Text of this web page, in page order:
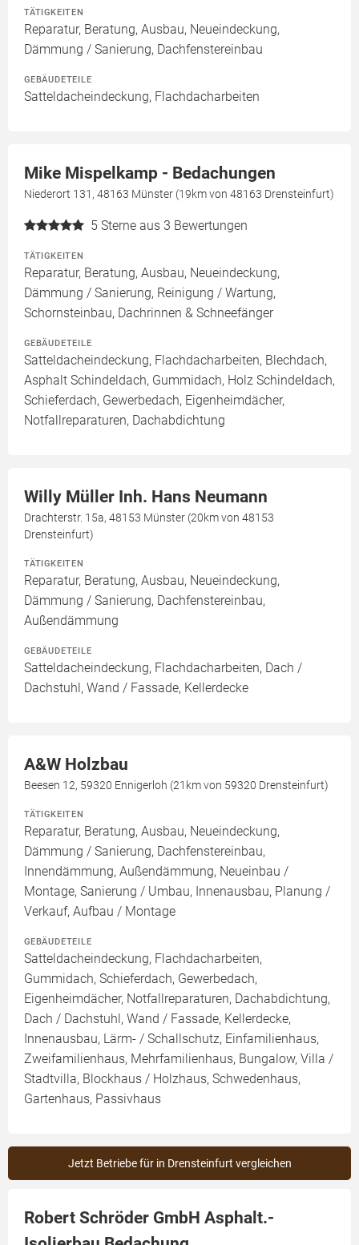
TÄTIGKEITEN
Reparatur, Beratung, Ausbau, Neueindeckung,
Dämmung / Sanierung, Dachfenstereinbau
GEBÄUDETEILE
Satteldacheindeckung, Flachdacharbeiten
Mike Mispelkamp - Bedachungen
Niederort 131, 48163 Münster (19km von 48163 Drensteinfurt)
5 Sterne aus 3 Bewertungen
TÄTIGKEITEN
Reparatur, Beratung, Ausbau, Neueindeckung,
Dämmung / Sanierung, Reinigung / Wartung,
Schornsteinbau, Dachrinnen & Schneefänger
GEBÄUDETEILE
Satteldacheindeckung, Flachdacharbeiten, Blechdach,
Asphalt Schindeldach, Gummidach, Holz Schindeldach,
Schieferdach, Gewerbedach, Eigenheimdächer,
Notfallreparaturen, Dachabdichtung
Willy Müller Inh. Hans Neumann
Drachterstr. 15a, 48153 Münster (20km von 48153
Drensteinfurt)
TÄTIGKEITEN
Reparatur, Beratung, Ausbau, Neueindeckung,
Dämmung / Sanierung, Dachfenstereinbau,
Außendämmung
GEBÄUDETEILE
Satteldacheindeckung, Flachdacharbeiten, Dach /
Dachstuhl, Wand / Fassade, Kellerdecke
A&W Holzbau
Beesen 12, 59320 Ennigerloh (21km von 59320 Drensteinfurt)
TÄTIGKEITEN
Reparatur, Beratung, Ausbau, Neueindeckung,
Dämmung / Sanierung, Dachfenstereinbau,
Innendämmung, Außendämmung, Neueinbau /
Montage, Sanierung / Umbau, Innenausbau, Planung /
Verkauf, Aufbau / Montage
GEBÄUDETEILE
Satteldacheindeckung, Flachdacharbeiten,
Gummidach, Schieferdach, Gewerbedach,
Eigenheimdächer, Notfallreparaturen, Dachabdichtung,
Dach / Dachstuhl, Wand / Fassade, Kellerdecke,
Innenausbau, Lärm- / Schallschutz, Einfamilienhaus,
Zweifamilienhaus, Mehrfamilienhaus, Bungalow, Villa /
Stadtvilla, Blockhaus / Holzhaus, Schwedenhaus,
Gartenhaus, Passivhaus
Jetzt Betriebe für in Drensteinfurt vergleichen
Robert Schröder GmbH Asphalt.-